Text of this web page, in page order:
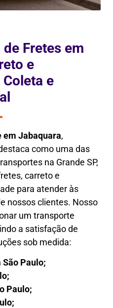
Fretes em
e
e
em Jabaquara,
como uma das
na Grande SP,
carreto e
para atender às
nossos clientes. Nosso
um transporte
a satisfação de
sob medida:
Paulo;
Paulo;